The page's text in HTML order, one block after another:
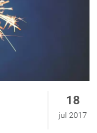
18
jul 2017